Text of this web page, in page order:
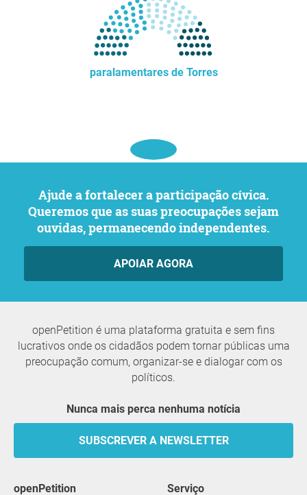
paralamentares de Torres
Ajude a fortalecer a participação cívica.
Queremos que as suas preocupações sejam
ouvidas, permanecendo independentes.
APOIAR AGORA
openPetition é uma plataforma gratuita e sem fins
lucrativos onde os cidadãos podem tornar públicas uma
preocupação comum, organizar-se e dialogar com os
políticos.
Nunca mais perca nenhuma notícia
SUBSCREVER A NEWSLETTER
openPetition serviço